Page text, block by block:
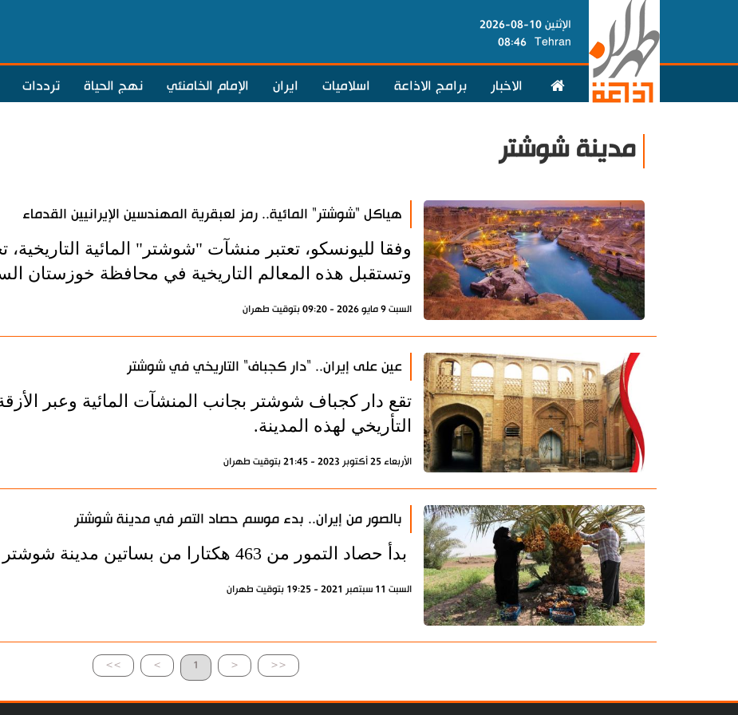
الإثنين 10-08-2026
Tehran
08:46
الاخبار برامج الاذاعة اسلاميات ايران الإمام الخامنئي نهج الحياة ترددات
مدينة شوشتر
هياكل "شوشتر" المائية.. رمز لعبقرية المهندسين الإيرانيين القدماء
وفقا لليونسكو، تعتبر منشآت "شوشتر" المائية التاريخية،
وتستقبل هذه المعالم التاريخية في محافظة خوزستان
السبت 9 مايو 2026 - 09:20 بتوقيت طهران
عين على إيران.. "دار كجباف" التاريخي في شوشتر
تقع دار كجباف شوشتر بجانب المنشآت المائية وعبر
التأريخي لهذه المدينة.
الأربعاء 25 أكتوبر 2023 - 21:45 بتوقيت طهران
بالصور من إيران.. بدء موسم حصاد التمر في مدينة شوشتر
بدأ حصاد التمور من 463 هكتارا من بساتين مدينة شوشتر جنوب غرب ايران.
السبت 11 سبتمبر 2021 - 19:25 بتوقيت طهران
>> > 1 < <<